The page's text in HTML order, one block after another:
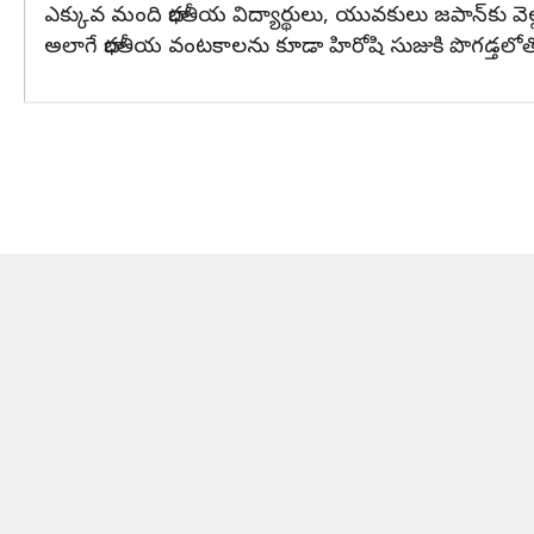
ఎక్కువ మంది భారతీయ విద్యార్థులు, యువకులు
అలాగే భారతీయ వంటకాలను కూడా హిరోషి సుజుకి